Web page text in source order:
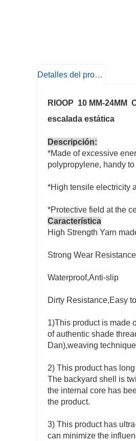
Detalles del producto
RIOOP 10 MM-24MM
escalada estática
Descripción:
*Made of excessive
polypropylene, handy
*High tensile electricity
*Protective field at the
Característica
High Strength Yarn
Strong Wear Resistance
Waterproof,Anti-slip
Dirty Resistance,Easy
1)This product is made
of authentic shade
Dan),weaving
2) This product has
The backyard shell is
the internal core has
the product.
3) This product has
can minimize the